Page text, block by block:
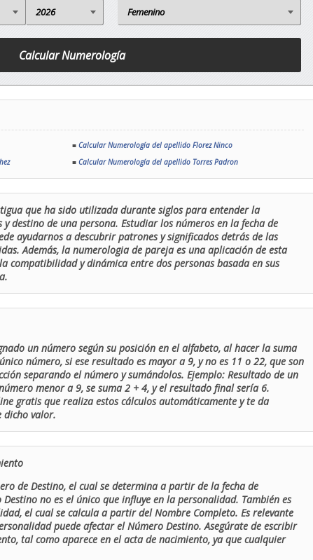
■ Calcular Numerología del apellido Florez Ninco
■ Calcular Numerología del apellido Torres Padron
que ha sido utilizada durante siglos para entender la
destino de una persona. Estudiar los números en la fecha de
ayudarnos a descubrir patrones y significados detrás de las
Además, la numerologia de pareja es una aplicación de esta
compatibilidad y dinámica entre dos personas basada en sus
un número según su posición en el alfabeto, al hacer la suma
número, si ese resultado es mayor a 9, y no es 11 o 22, que son
separando el número y sumándolos. Ejemplo: Resultado de un
menor a 9, se suma 2 + 4, y el resultado final sería 6.
gratis que realiza estos cálculos automáticamente y te da
dicho valor.
de Destino, el cual se determina a partir de la fecha de
no es el único que influye en la personalidad. También es
el cual se calcula a partir del Nombre Completo. Es relevante
puede afectar el Número Destino. Asegúrate de escribir
tal como aparece en el acta de nacimiento, ya que cualquier